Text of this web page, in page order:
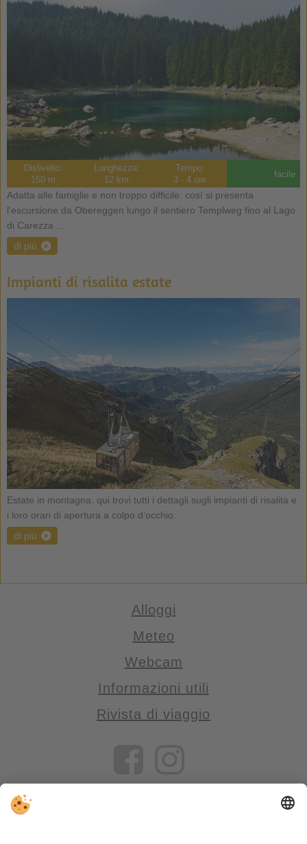
Dislivello:
150 m
Lunghezza:
12 km
Tempo:
3 - 4 ore
facile
Adatta alle famiglie e non troppo difficile: così si presenta
l'escursione da Obereggen lungo il sentiero Templweg fino al Lago
di Carezza ...
di più
Impianti di risalita estate
Estate in montagna: qui trovi tutti i dettagli sugli impianti di risalita e
i loro orari di apertura a colpo d’occhio.
di più
Alloggi
Meteo
Webcam
Informazioni utili
Rivista di viaggio